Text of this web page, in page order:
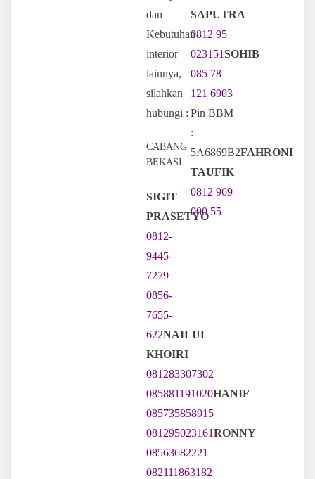
SAPUTRA
0812 95
023151SOHIB
085 78
121 6903
Pin BBM
:
5A6869B2FAHRONI
TAUFIK
0812 969
000 55
dan
Kebutuhan
interior
lainnya,
silahkan
hubungi :
CABANG
BEKASI
SIGIT
PRASETYO
0812-
9445-
7279
0856-
7655-
622NAILUL
KHOIRI
081283307302
085881191020HANIF
085735858915
081295023161RONNY
08563682221
082111863182